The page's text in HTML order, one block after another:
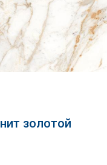
золотой